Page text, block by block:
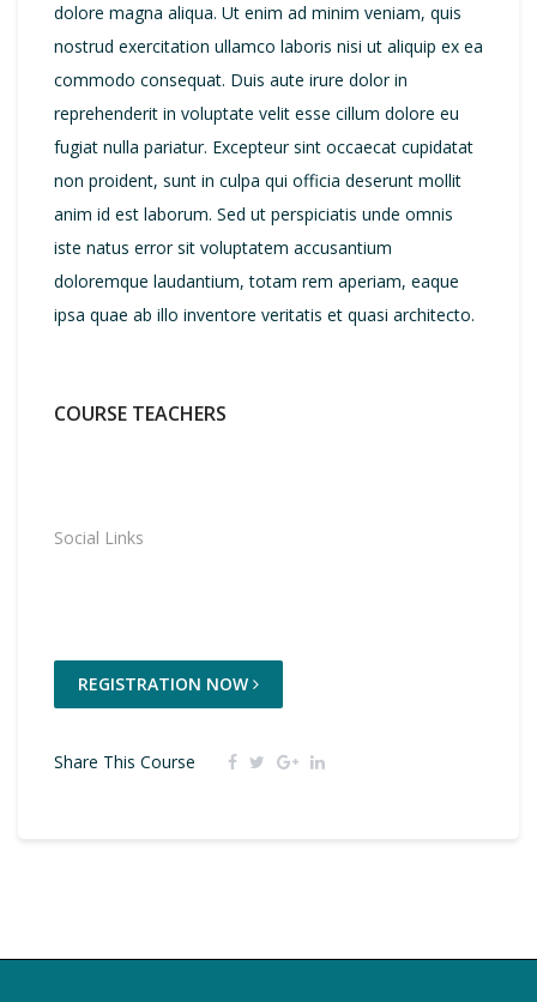
dolore magna aliqua. Ut enim ad minim veniam, quis
nostrud exercitation ullamco laboris nisi ut aliquip ex ea
commodo consequat. Duis aute irure dolor in
reprehenderit in voluptate velit esse cillum dolore eu
fugiat nulla pariatur. Excepteur sint occaecat cupidatat
non proident, sunt in culpa qui officia deserunt mollit
anim id est laborum. Sed ut perspiciatis unde omnis
iste natus error sit voluptatem accusantium
doloremque laudantium, totam rem aperiam, eaque
ipsa quae ab illo inventore veritatis et quasi architecto.
COURSE TEACHERS
Social Links
REGISTRATION NOW
Share This Course